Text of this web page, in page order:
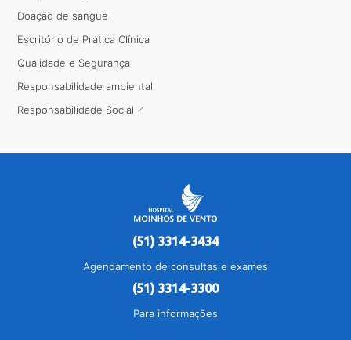
Doação de sangue
Escritório de Prática Clínica
Qualidade e Segurança
Responsabilidade ambiental
Responsabilidade Social
(51) 3314-3434
Agendamento de consultas e exames
(51) 3314-3300
Para informações